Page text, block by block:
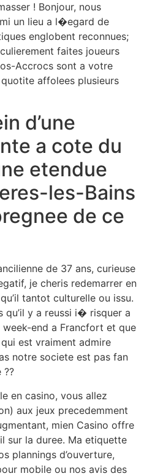
! Bonjour, nous
un lieu a l�egard de
englobent reconnues;
faites joueurs
Accrocs sont a votre
affolees plusieurs
d’une
a cote du
etendue
les-Bains
de ce
de 37 ans, curieuse
je cheris redemarrer en
tantot culturelle ou issu.
qu’il y a reussi i� risquer a
week-end a Francfort et que
est vraiment admire
notre societe est pas fan
??
en casino, vous allez
aux jeux precedemment
mien Casino offre
sur la duree. Ma etiquette
plannings d’ouverture,
mobile ou nos avis des